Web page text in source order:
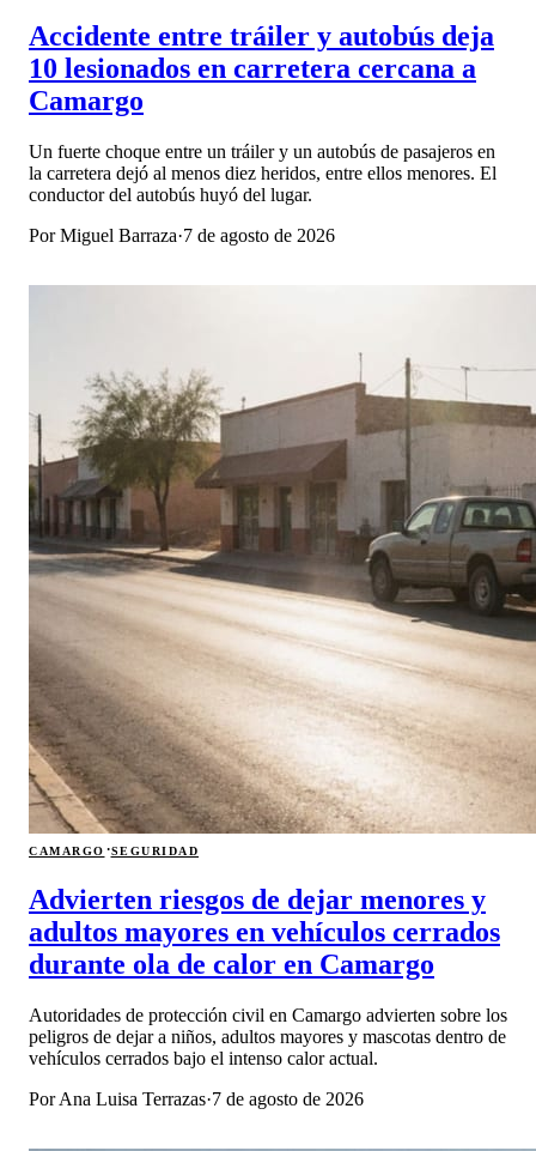
Accidente entre tráiler y autobús deja
10 lesionados en carretera cercana a
Camargo
Un fuerte choque entre un tráiler y un autobús de pasajeros en
la carretera dejó al menos diez heridos, entre ellos menores. El
conductor del autobús huyó del lugar.
PorMiguel Barraza·7 de agosto de 2026
CAMARGO ·SEGURIDAD
Advierten riesgos de dejar menores y
adultos mayores en vehículos cerrados
durante ola de calor en Camargo
Autoridades de protección civil en Camargo advierten sobre los
peligros de dejar a niños, adultos mayores y mascotas dentro de
vehículos cerrados bajo el intenso calor actual.
PorAna Luisa Terrazas·7 de agosto de 2026